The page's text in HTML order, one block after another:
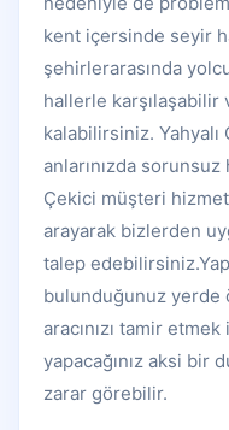
kent içersinde seyir
şehirlerarasında
hallerle
kalabilirsiniz.
anlarınızda sorunsuz
Çekici müşteri
arayarak bizlerden
talep
bulunduğunuz yerde
aracınızı tamir
yapacağınız aksi bir
zarar görebilir.